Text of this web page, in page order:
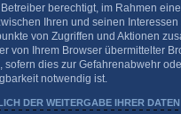
berechtigt, im Rahmen
Ihren und seinen Interessen
von Zugriffen und Aktionen
von Ihrem Browser übermittelter
sofern dies zur Gefahrenabwehr
notwendig ist.
DER WEITERGABE IHRER DATEN